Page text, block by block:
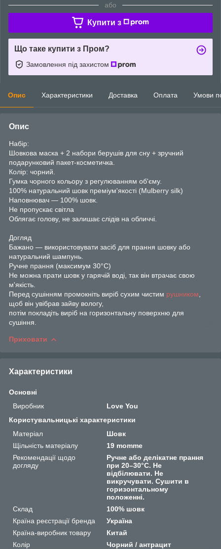
або
Купити з
Що таке купити з Пром?
Замовлення під захистом
Опис Характеристики Доставка Оплата Умови
Опис
Набір:
Шовкова маска + 2 набори берушів для сну + зручний
подарунковий пакет-косметичка.
Колір: чорний.
Гумка чорного кольору з регулюванням об'єму.
100% натуральний шовк преміум'якості (Mulberry silk)
Наповнювач — 100% шовк.
Не пропускає світла
Облягає голову, не залишає слідів на обличчі.
Догляд
Бажано — використовувати засіб для прання шовку або
натуральний шампунь.
Ручне прання (максимум 30°С)
Не можна прати шовк у гарячій воді, так він втрачає свою
м'якість.
Перед сушінням промокніть виріб сухим чистим рушником
щоб він увібрав зайву вологу,
потім покладіть виріб на горизонтальну поверхню для
сушіння.
Приховати
Характеристики
Основні
Виробник
Love You
Користувальницькі характеристики
Матеріал
Шовк
Щільність матеріалу
19 momme
Рекомендації щодо
догляду
Ручне або делікатне прання
при 20–30°C. Не
відбілювати. Не
викручувати. Сушити в
горизонтальному
положенні.
Склад
100% шовк
Країна реєстрації бренда
Україна
Країна-виробник товару
Китай
Колір
Чорний / антрацит